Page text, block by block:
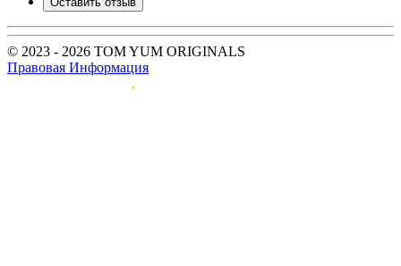
© 2023 - 2026 TOM YUM ORIGINALS
Правовая Информация